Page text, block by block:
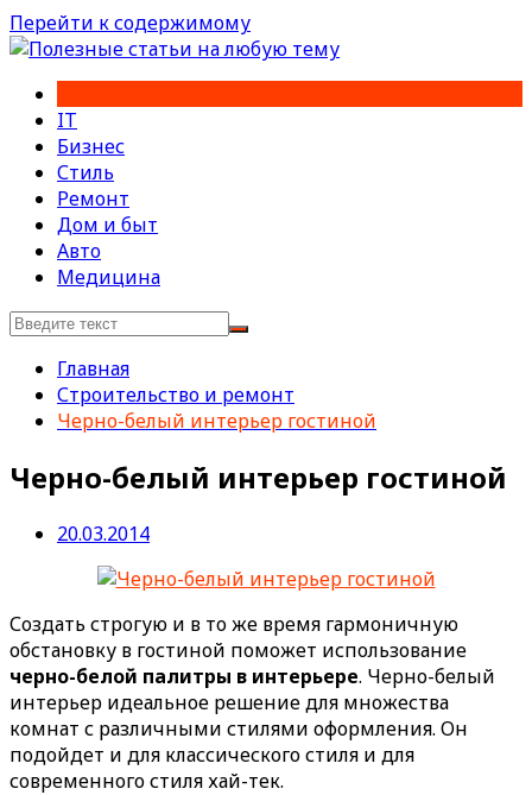
Перейти к содержимому
IT
Бизнес
Стиль
Ремонт
Дом и быт
Авто
Медицина
Главная
Строительство и ремонт
Черно-белый интерьер гостиной
Черно-белый интерьер гостиной
20.03.2014
Создать строгую и в то же время гармоничную
обстановку в гостиной поможет использование
черно-белой палитры в интерьере. Черно-белый
интерьер идеальное решение для множества
комнат с различными стилями оформления. Он
подойдет и для классического стиля и для
современного стиля хай-тек.